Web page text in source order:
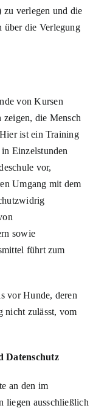
verlegen und die
über die Verlegung
von Kursen
zeigen, die Mensch
ist ein Training
Einzelstunden
vor,
Umgang mit dem
sowie
führt zum
vor Hunde, deren
nicht zulässt, vom
Datenschutz
an den im
liegen ausschließlich